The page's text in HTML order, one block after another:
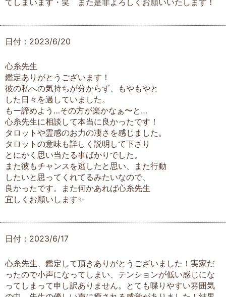
てしまいます・笑 また是非よろしくお願いいたします！
日付：2023/6/20
心糸先生
鑑定ありがとうございます！
彼の私への気持ちが分からず、もやもやと
した日々を過していました。
もー諦めよう…その方が楽かなぁ〜と…
心糸先生に相談して本当に良かったです！
タロットや霊感のお力の凄さを感じました。
タロットの意味も詳しく説明して下さり
とにかく思い当たる事ばかりでした。
また彼もチャンスを逃したと思い、また行動
したいと思ってくれてるみたいなので、
良かったです。また何かあれば心糸先生
宜しくお願いします✨
日付：2023/6/17
心糸先生、鑑定して頂きありがとうございました！実家だ
ったので小声になってしまい、テンションが低い感じにな
ってしまって申し訳ありません。とても喋りやすい雰囲気